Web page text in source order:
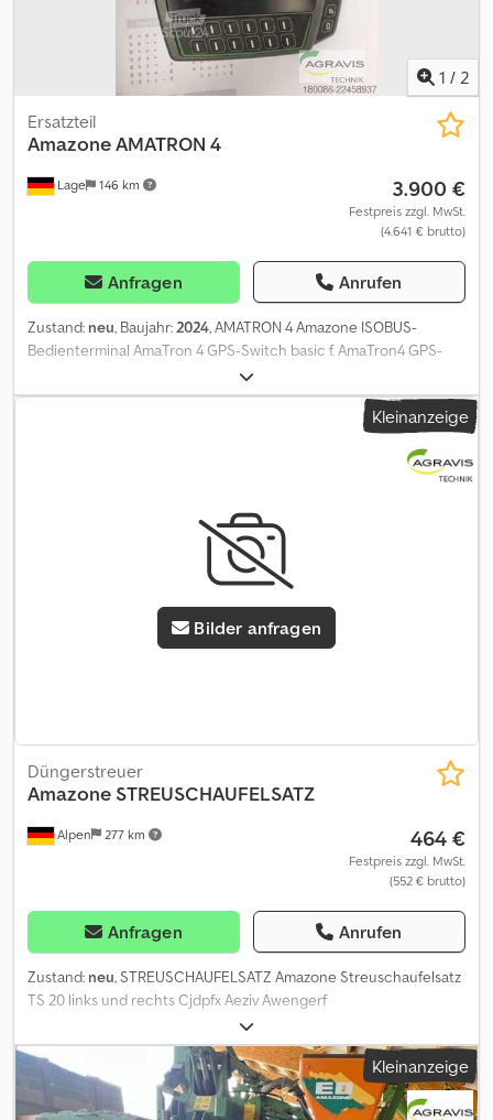
1 / 2
Lage 146 km
Ersatzteil
AmazoneAMATRON 4
3.900 €
Festpreis zzgl. MwSt.
(4.641 € brutto)
Anfragen Anrufen
Zustand: neu, Baujahr:2024, AMATRON 4 Amazone ISOBUS-
Bedienterminal AmaTron 4 GPS-Switch basic f. AmaTron4 GPS-
Switch pro für AmaTron4 GPS-Maps&Doc f. AmaTron4 Crjdjzqpv
Hjpfx Angof
Kleinanzeige
Bilder anfragen
Alpen 277 km
Düngerstreuer
Amazone STREUSCHAUFELSATZ
464 €
Festpreis zzgl. MwSt.
(552 € brutto)
Anfragen Anrufen
Zustand: neu, STREUSCHAUFELSATZ Amazone Streuschaufelsatz
TS 20 links und rechts Cjdpfx Aeziv Awengerf
Kleinanzeige